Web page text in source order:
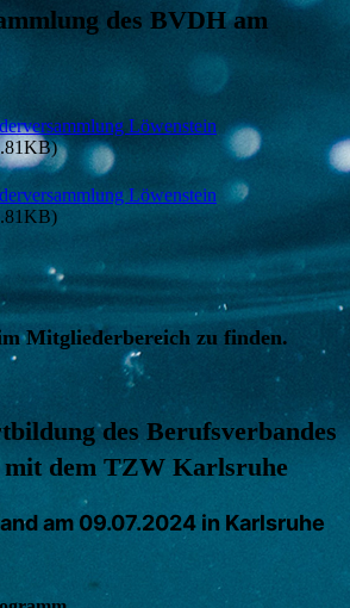
des BVDH am
Löwenstein
Löwenstein
Mitgliederbereich zu finden.
des Berufsverbandes
dem TZW Karlsruhe
am 09.07.2024 in Karlsruhe